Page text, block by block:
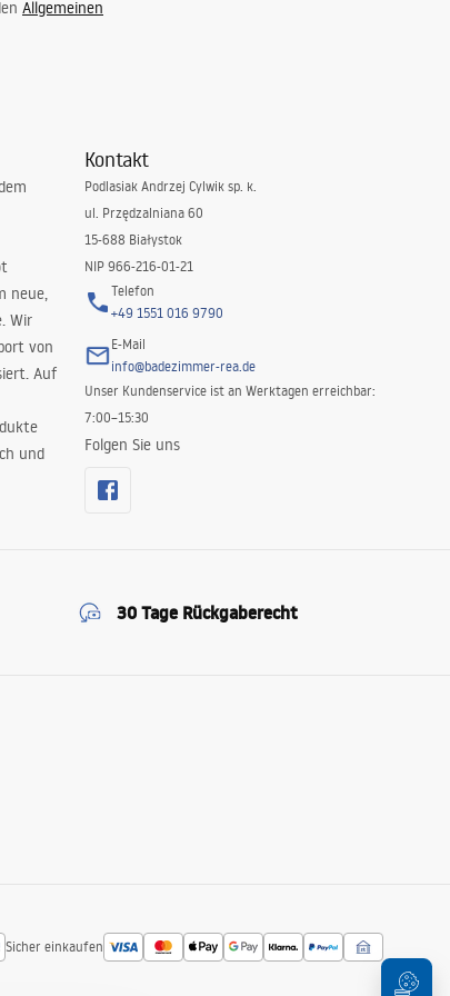
Allgemeinen
neue,
Wir
von
Auf
und
Kontakt
Podlasiak Andrzej Cylwik sp. k.
ul. Przędzalniana 60
15-688 Białystok
NIP 966-216-01-21
Telefon
+49 1551 016 9790
E-Mail
info@badezimmer-rea.de
Unser Kundenservice ist an Werktagen erreichbar:
7:00–15:30
Folgen Sie uns
30 Tage Rückgaberecht
Sicher einkaufen